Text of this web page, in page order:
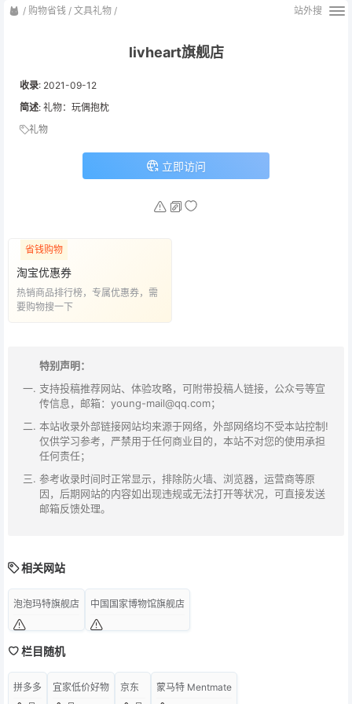
/ 购物省钱 / 文具礼物 / 站外搜
livheart旗舰店
收录: 2021-09-12
简述: 礼物：玩偶抱枕
礼物
立即访问
省钱购物
淘宝优惠券
热销商品排行榜，专属优惠券，需
要购物搜一下
特别声明：
支持投稿推荐网站、体验攻略，可附带投稿人链接，公众号等宣
传信息，邮箱：young-mail@qq.com；
本站收录外部链接网站均来源于网络，外部网络均不受本站控制!
仅供学习参考，严禁用于任何商业目的，本站不对您的使用承担
任何责任；
参考收录时间时正常显示，排除防火墙、浏览器，运营商等原
因，后期网站的内容如出现违规或无法打开等状况，可直接发送
邮箱反馈处理。
相关网站
泡泡玛特旗舰店 中国国家博物馆旗舰店
栏目随机
拼多多 宜家低价好物 京东 蒙马特 Mentmate